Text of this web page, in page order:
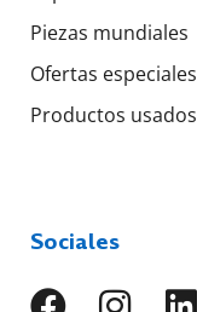
Piezas mundiales
Ofertas especiales
Productos usados
Sociales